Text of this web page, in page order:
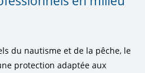
du nautisme et de la pêche, le
protection adaptée aux